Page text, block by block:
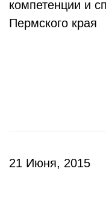
компетенции и
Пермского края
21 Июня, 2015